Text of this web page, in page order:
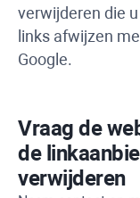
verwijderen die
links afwijzen
Google.
Vraag de
de
verwijderen